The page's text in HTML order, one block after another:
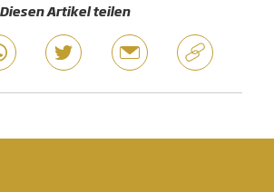
Diesen Artikel teilen